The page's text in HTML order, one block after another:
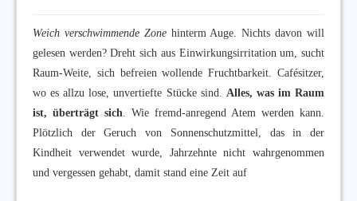
Weich verschwimmende Zonehinterm Auge. Nichts davon will
gelesen werden? Dreht sich aus Einwirkungsirritation um, sucht
Raum-Weite, sich befreien wollende Fruchtbarkeit. Cafésitzer,
wo es allzu lose, unvertiefte Stücke sind. Alles, was im Raum
ist, überträgt sich . Wie fremd-anregend Atem werden kann.
Plötzlich der Geruch von Sonnenschutzmittel, das in der
Kindheit verwendet wurde, Jahrzehnte nicht wahrgenommen
und vergessen gehabt, damit stand eine Zeit auf